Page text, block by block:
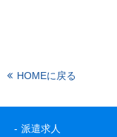
HOMEに戻る
派遣求人